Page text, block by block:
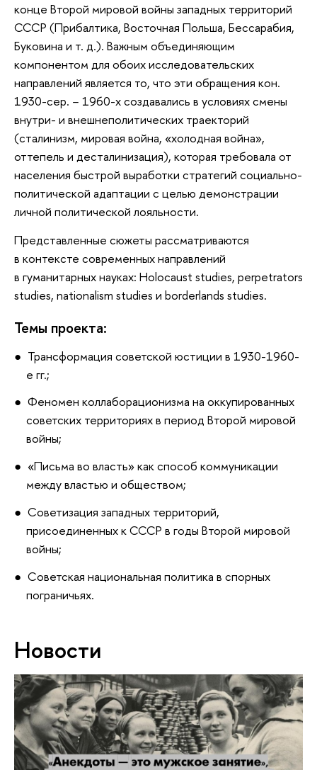
конце Второй мировой войны западных территорий
СССР (Прибалтика, Восточная Польша, Бессарабия,
Буковина и т. д.). Важным объединяющим
компонентом для обоих исследовательских
направлений является то, что эти обращения кон.
1930-сер. − 1960-х создавались в условиях смены
внутри- и внешнеполитических траекторий
(сталинизм, мировая война, «холодная война»,
оттепель и десталинизация), которая требовала от
населения быстрой выработки стратегий социально-
политической адаптации с целью демонстрации
личной политической лояльности.
Представленные сюжеты рассматриваются
в контексте современных направлений
в гуманитарных науках: Holocaust studies, perpetrators
studies, nationalism studies и borderlands studies.
Темы проекта:
Трансформация советской юстиции в 1930-1960-
е гг.;
Феномен коллаборационизма на оккупированных
советских территориях в период Второй мировой
войны;
«Письма во власть» как способ коммуникации
между властью и обществом;
Советизация западных территорий,
присоединенных к СССР в годы Второй мировой
войны;
Советская национальная политика в спорных
пограничьях.
Новости